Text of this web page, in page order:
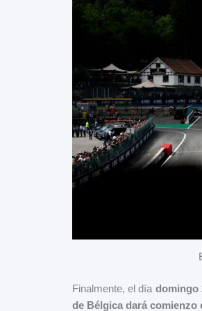
Finalmente, el día domingo
de Bélgica dará comienzo